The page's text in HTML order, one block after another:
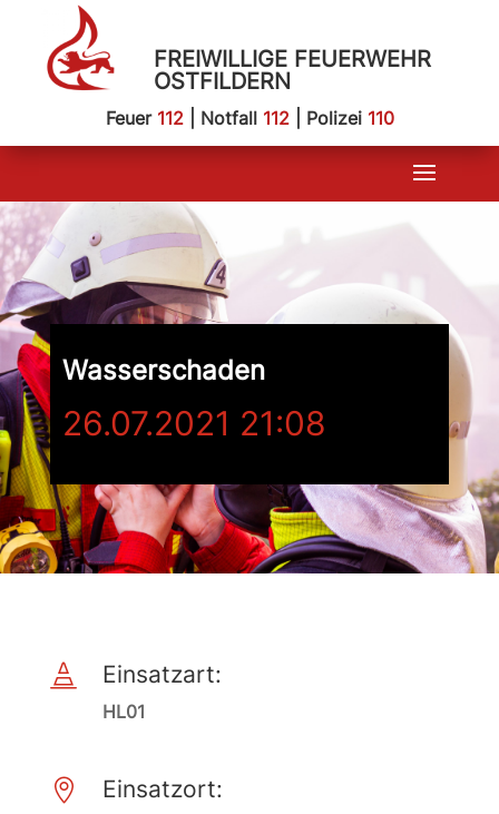
FREIWILLIGE FEUERWEHR
OSTFILDERN
Feuer 112| Notfall 112| Polizei 110
Wasserschaden
26.07.2021 21:08
 Einsatzart:
HL01
 Einsatzort: